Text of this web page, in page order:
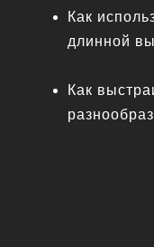
Как
длинной
Как
ПРИ ОПЛАТЕ В
ПОДАРОК –